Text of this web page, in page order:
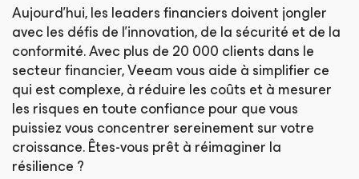
Aujourd’hui, les leaders financiers doivent jongler
avec les défis de l’innovation, de la sécurité et de la
conformité. Avec plus de 20 000 clients dans le
secteur financier, Veeam vous aide à simplifier ce
qui est complexe, à réduire les coûts et à mesurer
les risques en toute confiance pour que vous
puissiez vous concentrer sereinement sur votre
croissance. Êtes-vous prêt à réimaginer la
résilience ?